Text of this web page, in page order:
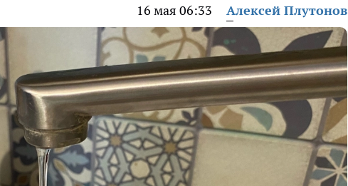
16 мая 06:33 Алексей Плутонов